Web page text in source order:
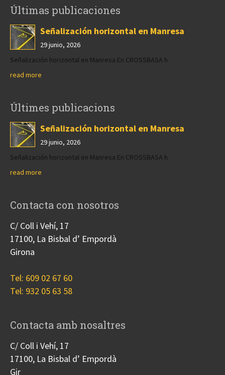
Últimas publicaciones
Señalización horizontal en Manresa
29 junio, 2026
Señalización horizontal en Manresa En CROSSBASA h
read more
Últimes publicacions
Señalización horizontal en Manresa
29 junio, 2026
Señalización horizontal en Manresa En CROSSBASA h
read more
Contacta con nosotros
C/ Coll i Vehí, 17
17100, La Bisbal d’ Empordà
Girona
Tel: 609 02 67 60
Tel: 932 05 63 58
Contacta amb nosaltres
C/ Coll i Vehí, 17
17100, La Bisbal d’ Empordà
Gir